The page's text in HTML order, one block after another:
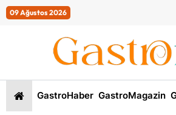
09 Ağustos 2026
GastroHaber GastroMagazin